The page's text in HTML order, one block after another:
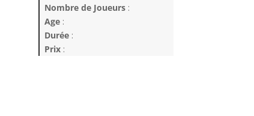
Nombre de Joueurs :
Age :
Durée :
Prix :